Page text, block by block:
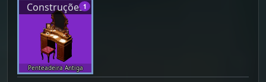
1
Construções
Penteadeira Antiga